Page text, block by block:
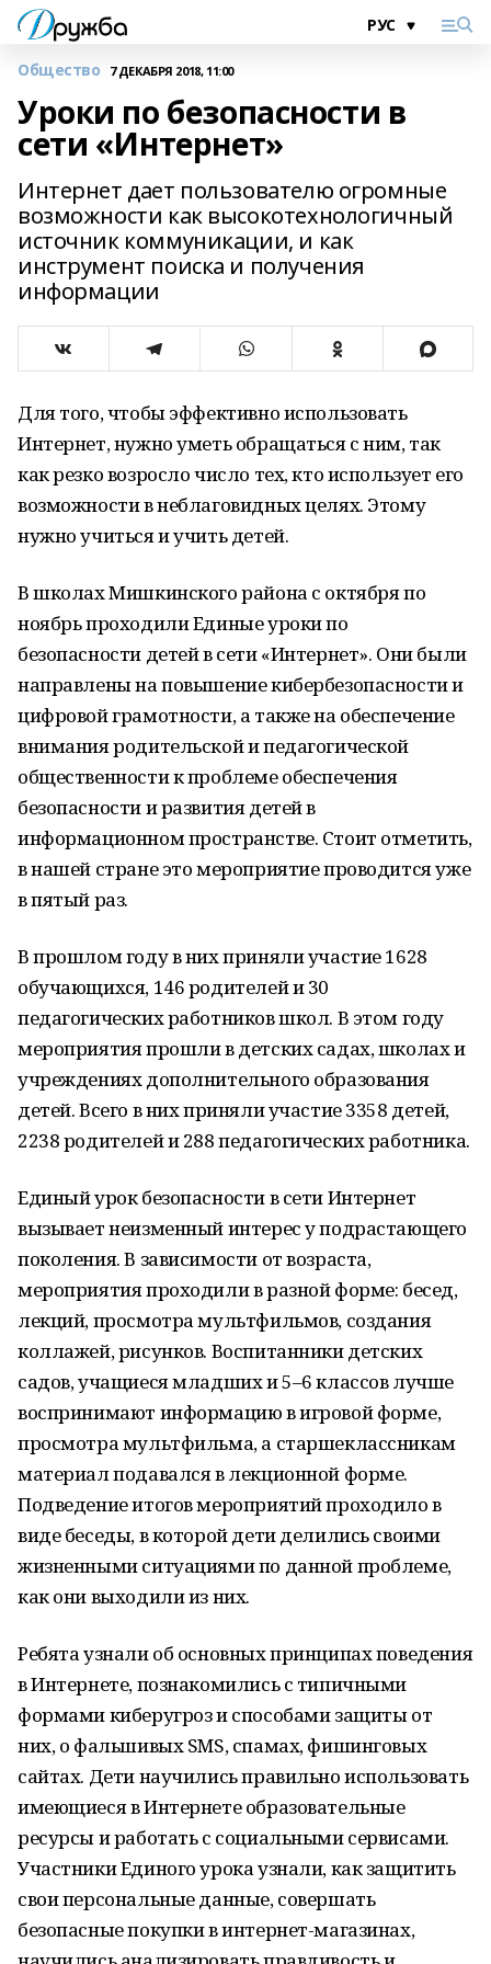
Общество 7 ДЕКАБРЯ 2018, 11:00
Уроки по безопасности в
сети «Интернет»
Интернет дает пользователю огромные
возможности как высокотехнологичный
источник коммуникации, и как
инструмент поиска и получения
информации
Для того, чтобы эффективно использовать
Интернет, нужно уметь обращаться с ним, так
как резко возросло число тех, кто использует его
возможности в неблаговидных целях. Этому
нужно учиться и учить детей.
В школах Мишкинского района с октября по
ноябрь проходили Единые уроки по
безопасности детей в сети «Интернет». Они были
направлены на повышение кибербезопасности и
цифровой грамотности, а также на обеспечение
внимания родительской и педагогической
общественности к проблеме обеспечения
безопасности и развития детей в
информационном пространстве. Стоит отметить,
в нашей стране это мероприятие проводится уже
в пятый раз.
В прошлом году в них приняли участие 1628
обучающихся, 146 родителей и 30
педагогических работников школ. В этом году
мероприятия прошли в детских садах, школах и
учреждениях дополнительного образования
детей. Всего в них приняли участие 3358 детей,
2238 родителей и 288 педагогических работника.
Единый урок безопасности в сети Интернет
вызывает неизменный интерес у подрастающего
поколения. В зависимости от возраста,
мероприятия проходили в разной форме: бесед,
лекций, просмотра мультфильмов, создания
коллажей, рисунков. Воспитанники детских
садов, учащиеся младших и 5–6 классов лучше
воспринимают информацию в игровой форме,
просмотра мультфильма, а старшеклассникам
материал подавался в лекционной форме.
Подведение итогов мероприятий проходило в
виде беседы, в которой дети делились своими
жизненными ситуациями по данной проблеме,
как они выходили из них.
Ребята узнали об основных принципах поведения
в Интернете, познакомились с типичными
формами киберугроз и способами защиты от
них, о фальшивых SMS, спамах, фишинговых
сайтах. Дети научились правильно использовать
имеющиеся в Интернете образовательные
ресурсы и работать с социальными сервисами.
Участники Единого урока узнали, как защитить
свои персональные данные, совершать
безопасные покупки в интернет-магазинах,